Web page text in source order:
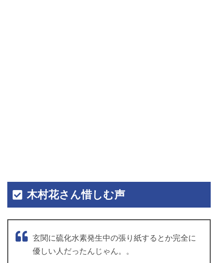
木村花さん惜しむ声
玄関に硫化水素発生中の張り紙するとか完全に
優しい人だったんじゃん。。